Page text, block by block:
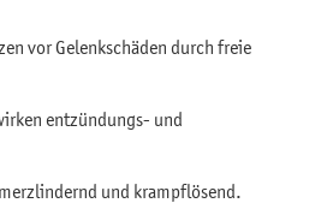
vor Gelenkschäden durch freie
entzündungs- und
und krampflösend.